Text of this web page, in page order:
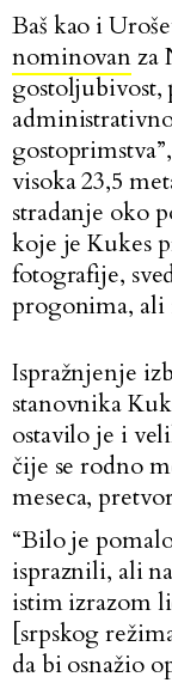
Baš kao i
nominovanza
gostoljubivost,
visoka 23,5
stradanje oko
koje je Kukes
fotografije,
progonima, ali
Ispražnjenje
stanovnika
ostavilo je i
čije se rodno
meseca,
“Bilo je
ispraznili, ali
istim izrazom
[srpskog
da bi osnažio